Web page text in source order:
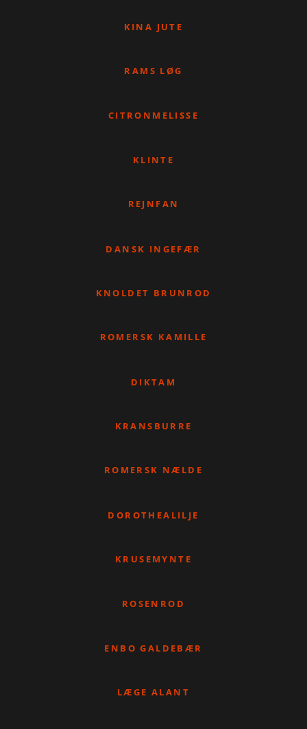
KINA JUTE
RAMS LØG
CITRONMELISSE
KLINTE
REJNFAN
DANSK INGEFÆR
KNOLDET BRUNROD
ROMERSK KAMILLE
DIKTAM
KRANSBURRE
ROMERSK NÆLDE
DOROTHEALILJE
KRUSEMYNTE
ROSENROD
ENBO GALDEBÆR
LÆGE ALANT